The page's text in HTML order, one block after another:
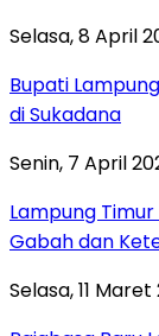
Selasa, 8 April
Bupati
di Sukadana
Senin, 7 April
Lampung
Gabah dan
Selasa, 11